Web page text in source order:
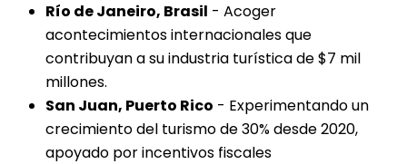
Río de Janeiro, Brasil - Acoger
acontecimientos internacionales que
contribuyan a su industria turística de $7 mil
millones.
San Juan, Puerto Rico - Experimentando un
crecimiento del turismo de 30% desde 2020,
apoyado por incentivos fiscales